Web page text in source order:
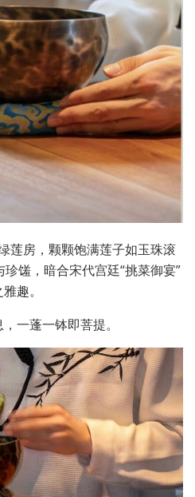
莲房，颗颗饱满莲子如玉珠滚
馐，暗合宋代宫廷“挑菜御宴”
趣。
一蓬一钵即菩提。